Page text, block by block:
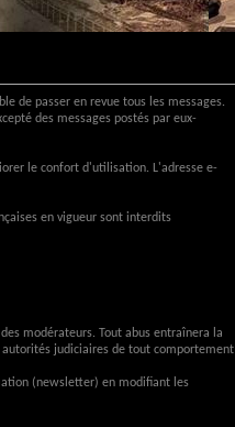
de passer en revue tous les messages.
des messages postés par eux-
le confort d'utilisation. L'adresse e-
en vigueur sont interdits
modérateurs. Tout abus entraînera la
judiciaires de tout comportement
(newsletter) en modifiant les